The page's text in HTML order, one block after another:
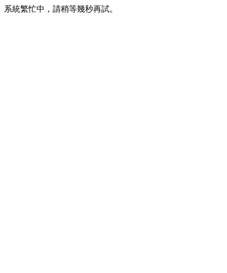
系統繁忙中，請稍等幾秒再試。